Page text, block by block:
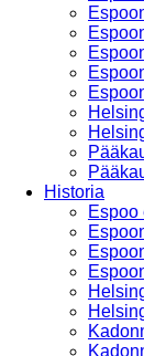
Historia
Espoo